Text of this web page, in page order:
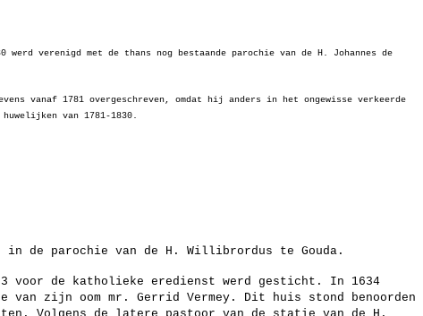
verenigd met de thans nog bestaande parochie van de H. Johannes de
vanaf 1781 overgeschreven, omdat hij anders in het ongewisse verkeerde
van 1781-1830.
in de parochie van de H. Willibrordus te Gouda.
voor de katholieke eredienst werd gesticht. In 1634
zijn oom mr. Gerrid Vermey. Dit huis stond benoorden